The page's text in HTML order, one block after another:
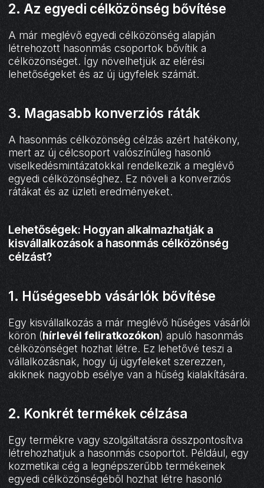
2. Az egyedi célközönség bővítése
A már meglévő egyedi célközönség alapján
létrehozott hasonmás csoportok bővítik a
célközönséget. Így növelhetjük az elérési
lehetőségeket és az új ügyfelek számát.
3. Magasabb konverziós ráták
A hasonmás célközönség célzás azért hatékony,
mert az új célcsoport valószínűleg hasonló
viselkedésmintázatokkal rendelkezik a meglévő
egyedi célközönséghez. Ez növeli a konverziós
rátákat és az üzleti eredményeket.
Lehetőségek: Hogyan alkalmazhatják a
kisvállalkozások a hasonmás célközönség
célzást?
1. Hűségesebb vásárlók bővítése
Egy kisvállalkozás a már meglévő hűséges vásárlói
körön (hírlevél feliratkozókon) apuló hasonmás
célközönséget hozhat létre. Ez lehetővé teszi a
vállalkozásnak, hogy új ügyfeleket szerezzen,
akiknek nagyobb esélye van a hűség kialakítására.
2. Konkrét termékek célzása
Egy termékre vagy szolgáltatásra összpontosítva
létrehozhatjuk a hasonmás csoportot. Például, egy
kozmetikai cég a legnépszerűbb termékeinek
egyedi célközönségéből hozhat létre hasonló